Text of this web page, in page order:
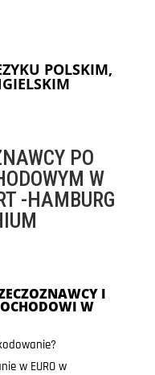
POLSKIM,
PO
W
-HAMBURG
I
W
w EURO w